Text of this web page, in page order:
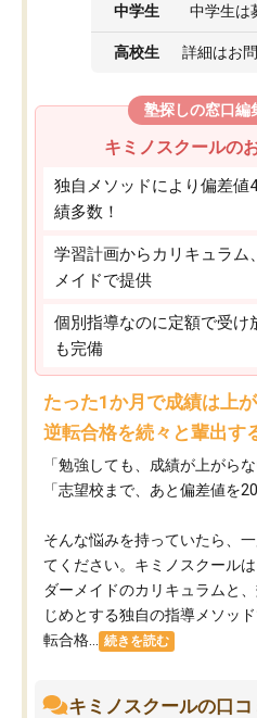
中学生 中学生は
高校生 詳細はお
塾探しの窓口編
キミノスクールの
独自メソッドにより偏差値
績多数！
学習計画からカリキュラム
メイドで提供
個別指導なのに定額で受け
も完備
たった1か月で成績は上
逆転合格を続々と輩出す
「勉強しても、成績が上がらな
「志望校まで、あと偏差値を
そんな悩みを持っていたら、
てください。キミノスクール
ダーメイドのカリキュラムと
じめとする独自の指導メソッ
転合格...
続きを読む
キミノスクールの口コ